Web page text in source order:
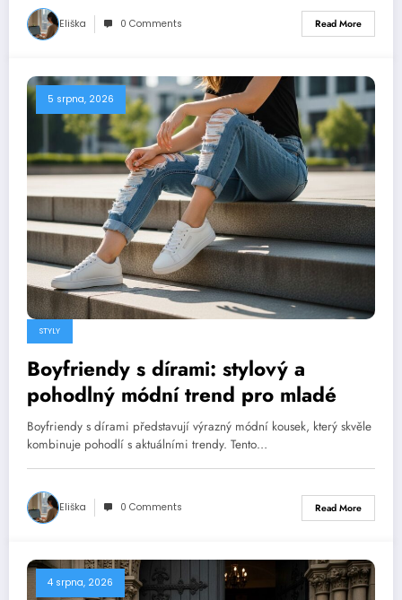
Eliška 0 Comments Read More
5 srpna, 2026
STYLY
Boyfriendy s dírami: stylový a
pohodlný módní trend pro mladé
Boyfriendy s dírami představují výrazný módní kousek, který skvěle
kombinuje pohodlí s aktuálními trendy. Tento…
Eliška 0 Comments Read More
4 srpna, 2026